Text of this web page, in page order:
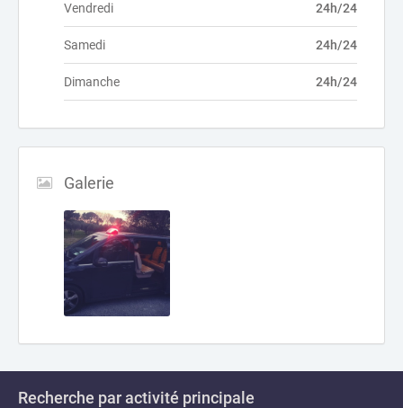
Vendredi 24h/24
Samedi 24h/24
Dimanche 24h/24
Galerie
Recherche par activité principale